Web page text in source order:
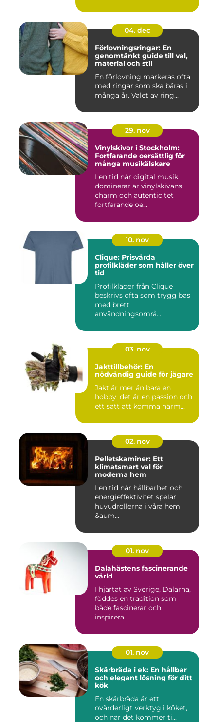
04. dec
Förlovningsringar: En
genomtänkt guide till val,
material och stil
En förlovning markeras ofta
med ringar som ska bäras i
många år. Valet av ring...
29. nov
Vinylskivor i Stockholm:
Fortfarande oersättlig för
många musikälskare
I en tid när digital musik
dominerar är vinylskivans
charm och autenticitet
fortfarande oe...
10. nov
Clique: Prisvärda
profilkläder som håller över
tid
Profilkläder från Clique
beskrivs ofta som trygg bas
med brett
användningsområ...
03. nov
Jakttillbehör: En
nödvändig guide för jägare
Jakt är mer än bara en
hobby; det är en passion och
ett sätt att komma närm...
02. nov
Pelletskaminer: Ett
klimatsmart val för
moderna hem
I en tid när hållbarhet och
energieffektivitet spelar
huvudrollerna i våra hem
&aum...
01. nov
Dalahästens fascinerande
värld
I hjärtat av Sverige, Dalarna,
föddes en tradition som
både fascinerar och
inspirera...
01. nov
Skärbräda i ek: En hållbar
och elegant lösning för ditt
kök
En skärbräda är ett
ovärderligt verktyg i köket,
och när det kommer ti...